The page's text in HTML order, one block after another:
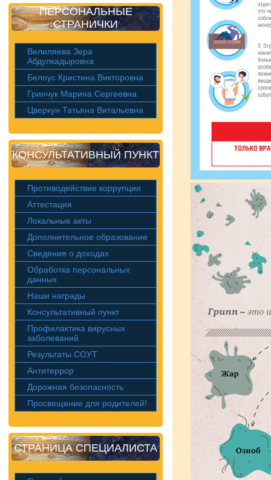
ПЕРСОНАЛЬНЫЕ
СТРАНИЧКИ
Велиляева Зера
Абдулкадыровна
Белоус Кристина Викторовна
Гринчук Марина Сергеевна
Цверкун Татьяна Витальевна
КОНСУЛЬТАТИВНЫЙ ПУНКТ
Противодействие коррупции
Аттестация
Локальные акты
Дополнительное образование
Сведения о доходах
Обработка персональных
данных
Наши награды
Консультативный пункт
Профилактика вирусных
заболеваний
Результаты СОУТ
Антитеррор
Дорожная безопасность
Просвещение для родителей!
СТРАНИЦА СПЕЦИАЛИСТА